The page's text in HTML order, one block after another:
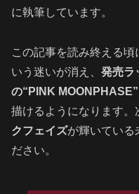
に執筆しています。
この記事を読み終える
いう迷いが消え、 発売ラ
の“PINK
描けるようになります
クフェイズが輝いている
ださい。